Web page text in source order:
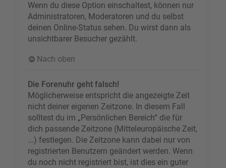
Wenn du diese Option einschaltest, können nur
Administratoren, Moderatoren und du selbst
deinen Online-Status sehen. Du wirst dann als
unsichtbarer Besucher gezählt.
Nach oben
Die Forenuhr geht falsch!
Möglicherweise entspricht die angezeigte Zeit
nicht deiner eigenen Zeitzone. In diesem Fall
solltest du im „Persönlichen Bereich“ die für
dich passende Zeitzone (Mitteleuropäische Zeit,
...) festlegen. Die Zeitzone kann dabei nur von
registrierten Benutzern geändert werden. Wenn
du noch nicht registriert bist, ist dies ein guter